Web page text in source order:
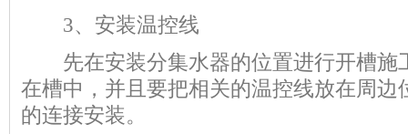
3、安装温控线
先在安装分集水器的位置进行开槽施
在槽中，并且要把相关的温控线放在周边
的连接安装。